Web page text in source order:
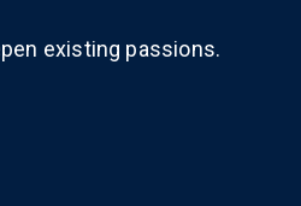
existing passions.